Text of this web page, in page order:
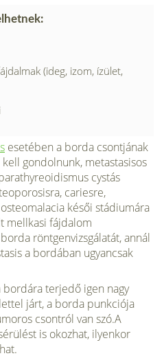
(ideg, izom, ízület,
esetében a borda csontjának
gondolnunk, metastasisos
cystás
cariesre,
késői stádiumára
mellkasi fájdalom
röntgenvizsgálatát, annál
a bordában ugyancsak
bordára terjedő igen nagy
járt, a borda punkciója
csontról van szó.A
is okozhat, ilyenkor